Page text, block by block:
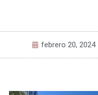
febrero 20, 2024